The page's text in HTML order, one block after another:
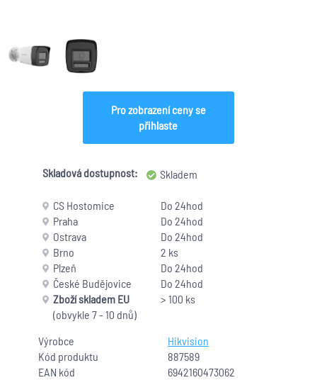
Výrobce
Hikvision
Kód produktu
887589
EAN kód
6942160473062
Pro zobrazení ceny se
přihlaste
Skladová dostupnost: Skladem
CS Hostomice
Do 24hod
Praha
Do 24hod
Ostrava
Do 24hod
Brno
2 ks
Plzeň
Do 24hod
České Budějovice
Do 24hod
Zboží skladem EU
(obvykle 7 - 10 dnů)
> 100 ks